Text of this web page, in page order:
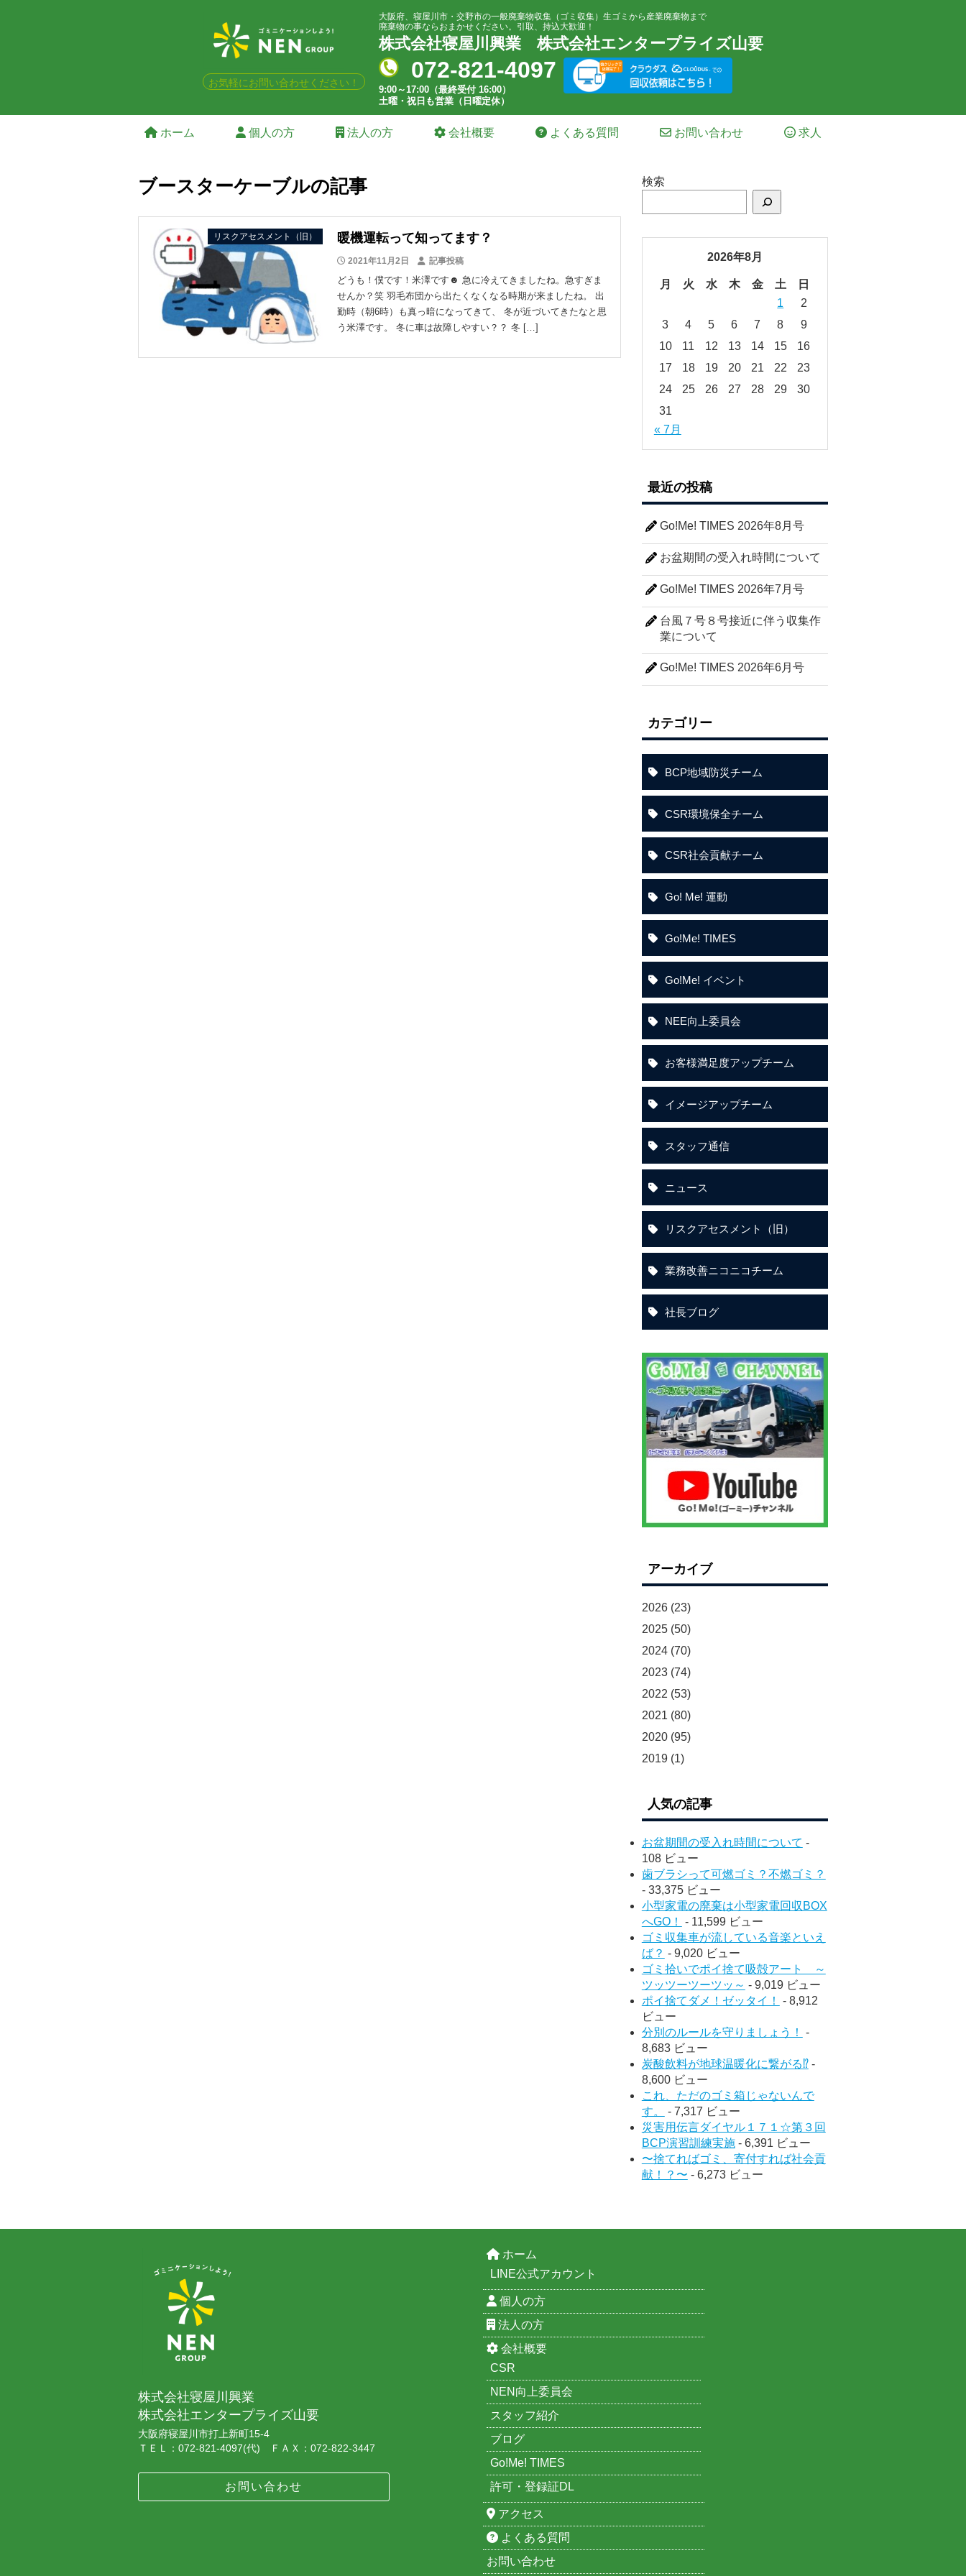
お気軽にお問い合わせください！
大阪府、寝屋川市・交野市の一般廃棄物収集（ゴミ収集）生ゴミから産業廃棄物まで
廃棄物の事ならおまかせください。引取、持込大歓迎！
株式会社寝屋川興業株式会社エンタープライズ山要
072-821-4097
9:00～17:00（最終受付 16:00）
土曜・祝日も営業（日曜定休）
ホーム 個人の方 法人の方 会社概要 よくある質問 お問い合わせ 求人
ブースターケーブルの記事
リスクアセスメント（旧） 暖機運転って知ってます？
2021年11月2日 記事投稿
どうも！僕です！米澤です☻ 急に冷えてきましたね。急すぎま
せんか？笑 羽毛布団から出たくなくなる時期が来ましたね。 出
勤時（朝6時）も真っ暗になってきて、 冬が近づいてきたなと思
う米澤です。 冬に車は故障しやすい？？ 冬 […]
検索
2026年8月
月 火 水 木 金 土
日
1
2
3
4 5 6 7 8
9
10
11 12 13 14 15
16
17
18 19 20 21 22
23
24
25 26 27 28 29
30
31
« 7月
最近の投稿
Go!Me! TIMES 2026年8月号
お盆期間の受入れ時間について
Go!Me! TIMES 2026年7月号
台風７号８号接近に伴う収集作
業について
Go!Me! TIMES 2026年6月号
カテゴリー
BCP地域防災チーム
CSR環境保全チーム
CSR社会貢献チーム
Go! Me! 運動
Go!Me! TIMES
Go!Me! イベント
NEE向上委員会
お客様満足度アップチーム
イメージアップチーム
スタッフ通信
ニュース
リスクアセスメント（旧）
業務改善ニコニコチーム
社長ブログ
アーカイブ
2026(23)
2025(50)
2024(70)
2023(74)
2022 (53)
2021 (80)
2020(95)
2019(1)
人気の記事
お盆期間の受入れ時間について -
108 ビュー
歯ブラシって可燃ゴミ？不燃ゴミ？
- 33,375 ビュー
小型家電の廃棄は小型家電回収BOX
へGO！
- 11,599 ビュー
ゴミ収集車が流している音楽といえ
ば？ - 9,020 ビュー
ゴミ拾いでポイ捨て吸殻アート ～
ツッツーツーツッ～ - 9,019 ビュー
ポイ捨てダメ！ゼッタイ！
- 8,912
ビュー
分別のルールを守りましょう！
-
8,683 ビュー
炭酸飲料が地球温暖化に繋がる⁉︎-
8,600 ビュー
これ、ただのゴミ箱じゃないんで
す。
- 7,317 ビュー
災害用伝言ダイヤル１７１☆第３回
BCP演習訓練実施- 6,391 ビュー
〜捨てればゴミ、寄付すれば社会貢
献！？〜 - 6,273 ビュー
株式会社寝屋川興業
株式会社エンタープライズ山要
大阪府寝屋川市打上新町15-4
ＴＥＬ：072-821-4097(代) ＦＡＸ：072-822-3447
お問い合わせ
ホーム
LINE公式アカウント
個人の方
法人の方
会社概要
CSR
NEN向上委員会
スタッフ紹介
ブログ
Go!Me! TIMES
許可・登録証DL
アクセス
よくある質問
お問い合わせ